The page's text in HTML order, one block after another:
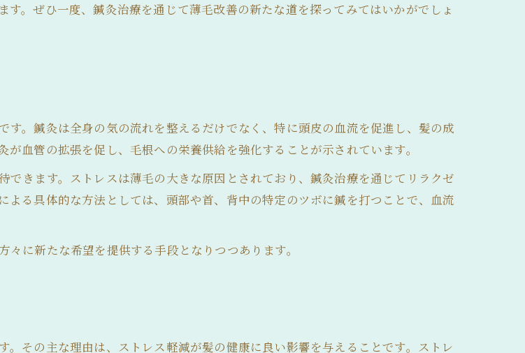
。ぜひ一度、鍼灸治療を通じて薄毛改善の新たな道を探ってみてはいかがでしょ
。鍼灸は全身の気の流れを整えるだけでなく、特に頭皮の血流を促進し、髪の成
血管の拡張を促し、毛根への栄養供給を強化することが示されています。
きます。ストレスは薄毛の大きな原因とされており、鍼灸治療を通じてリラクゼ
る具体的な方法としては、頭部や首、背中の特定のツボに鍼を打つことで、血流
に新たな希望を提供する手段となりつつあります。
その主な理由は、ストレス軽減が髪の健康に良い影響を与えることです。ストレ